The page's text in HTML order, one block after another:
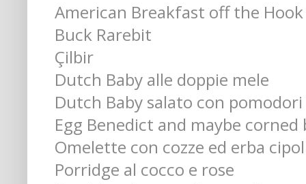
American Breakfast off the Hook
Buck Rarebit
Çilbir
Dutch Baby alle doppie mele
Dutch Baby salato con
Egg Benedict and maybe corned
Omelette con cozze ed erba
Porridge al cocco e rose